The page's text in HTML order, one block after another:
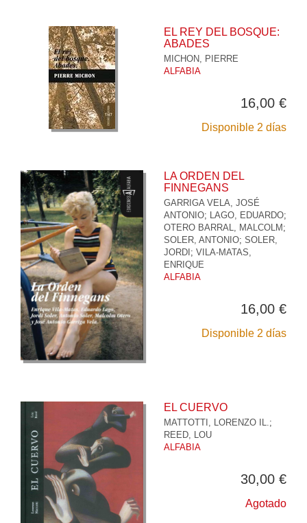
EL REY DEL BOSQUE:
ABADES
MICHON, PIERRE
ALFABIA
16,00 €
Disponible 2 días
LA ORDEN DEL
FINNEGANS
GARRIGA VELA, JOSÉ
ANTONIO; LAGO, EDUARDO;
OTERO BARRAL, MALCOLM ;
SOLER, ANTONIO; SOLER,
JORDI ; VILA-MATAS,
ENRIQUE
ALFABIA
16,00 €
Disponible 2 días
EL CUERVO
MATTOTTI, LORENZO IL.;
REED, LOU
ALFABIA
30,00 €
Agotado